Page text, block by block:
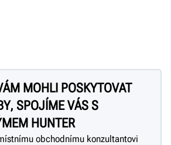
MOHLI POSKYTOVAT
SPOJÍME VÁS S
HUNTER
obchodnímu konzultantovi